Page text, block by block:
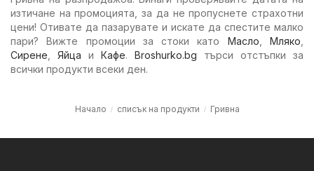
изтичане на промоцията, за да не пропуснете страхотни
цени! Отивате да пазарувате и искате да спестите малко
пари? Вижте промоции за стоки като Масло ,Мляко
Сирене
Яйца и Кафе. Broshurko.bg търси отстъпки за
всички продукти всеки ден.
Начало списък на продукти Гривна